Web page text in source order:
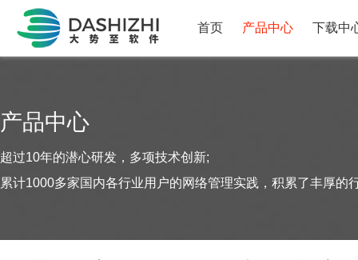
首页 产品中心 下载中
产品中心
超过10年的潜心研发，多项技术创新;
累计1000多家国内各行业用户的网络管理实践，积累了丰厚的